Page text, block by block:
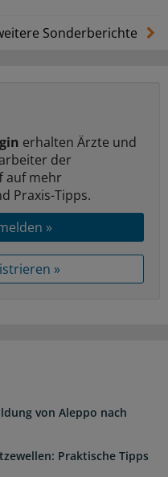
Sonderberichte
erhalten Ärzte und
der
auf mehr
Praxis-Tipps.
»
»
von Aleppo nach
Praktische Tipps